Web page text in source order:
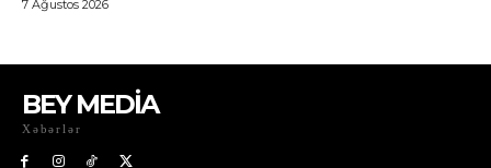
BEY MEDİA
Xəbərlər